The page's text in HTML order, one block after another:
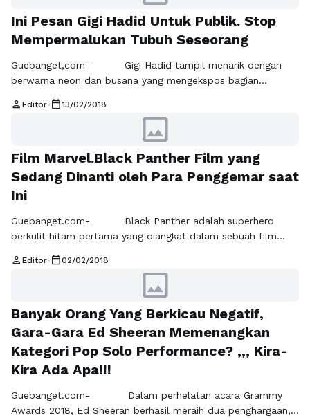
Berharap segera memiliki momongan, yang menjadi buah
cintanya dengan Orlandoo Bloom. Selasa (13/2/2018).
Keduanya sama-sama tidak bisa …Baca Selengkapnya
Ini Pesan Gigi Hadid Untuk Publik. Stop
Mempermalukan Tubuh Seseorang
Guebanget,com- Gigi Hadid tampil menarik dengan
berwarna neon dan busana yang mengekspos bagian
Hadid pun bicara setelah bentuk tubuhnya dibicarakan, Gigi
Twitternya Gigi menjelaskan bahwa saat beberapa tahun
terakhir dirinya melakukan pengobatan untuk gejala
penyakitnya Hashimoto ini, kelelahan parah, masalah
metabolisme …
person Editor• calendar_today13/02/2018
image
Film Marvel.Black Panther Film yang
Sedang Dinanti oleh Para Penggemar saat
Ini
Guebanget.com- Black Panther adalah superhero
berkulit hitam pertama yang diangkat dalam sebuah film
Boseman pertama kali muncul dalam film "Captain America"
Panther), kini telah dinanti oleh para penggemar sinema.
Hanya saja identitas sebagai seorang pria berkulit hitam
ternyata membawa kesusahan …
Baca Selengkapnya
person Editor• calendar_today02/02/2018
image
Banyak Orang Yang Berkicau Negatif,
Gara-Gara Ed Sheeran Memenangkan
Kategori Pop Solo Performance? ,,, Kira-
Kira Ada Apa!!!
Guebanget.com- Dalam perhelatan acara Grammy
Awards 2018, Ed Sheeran berhasil meraih dua penghargaan,